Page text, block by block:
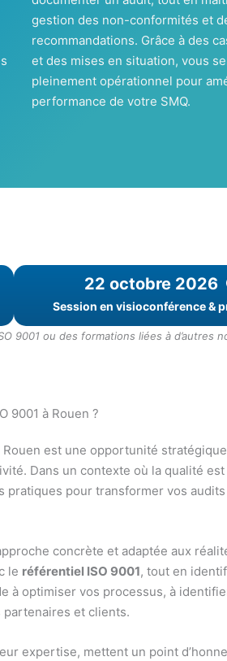
gestion des non-conformités et
recommandations. Grâce à des
et des mises en situation, vous
pleinement opérationnel pour
performance de votre SMQ.
22 octobre 2026
Session en visioconférence &
9001 ou des formations liées à d’autres
9001 à Rouen ?
Rouen est une opportunité
Dans un contexte où la qualité
pour transformer vos audits
concrète et adaptée aux
le référentiel ISO 9001, tout en
optimiser vos processus, à
et clients.
expertise, mettent un point